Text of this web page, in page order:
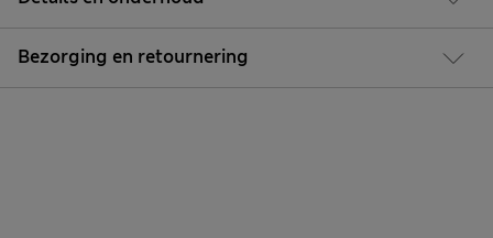
Bezorging en retournering